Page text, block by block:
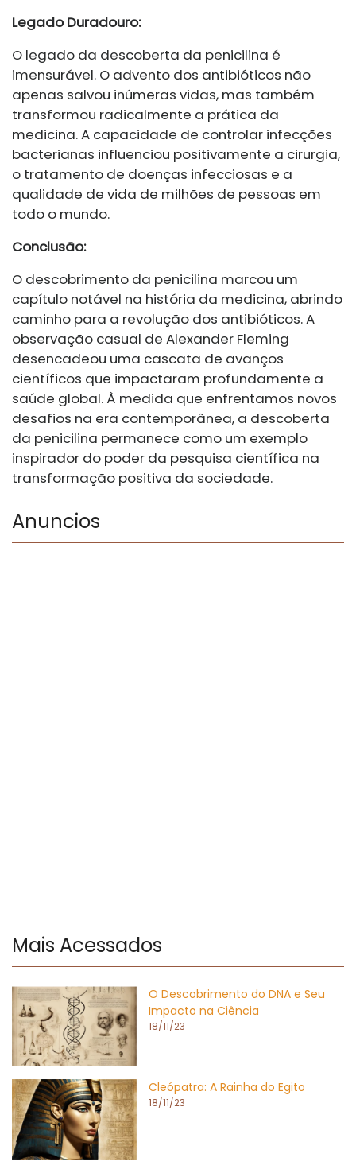
Legado Duradouro:
O legado da descoberta da penicilina é
imensurável. O advento dos antibióticos não
apenas salvou inúmeras vidas, mas também
transformou radicalmente a prática da
medicina. A capacidade de controlar infecções
bacterianas influenciou positivamente a cirurgia,
o tratamento de doenças infecciosas e a
qualidade de vida de milhões de pessoas em
todo o mundo.
Conclusão:
O descobrimento da penicilina marcou um
capítulo notável na história da medicina, abrindo
caminho para a revolução dos antibióticos. A
observação casual de Alexander Fleming
desencadeou uma cascata de avanços
científicos que impactaram profundamente a
saúde global. À medida que enfrentamos novos
desafios na era contemporânea, a descoberta
da penicilina permanece como um exemplo
inspirador do poder da pesquisa científica na
transformação positiva da sociedade.
Anuncios
Mais Acessados
O Descobrimento do DNA e Seu
Impacto na Ciência
18/11/23
Cleópatra: A Rainha do Egito
18/11/23